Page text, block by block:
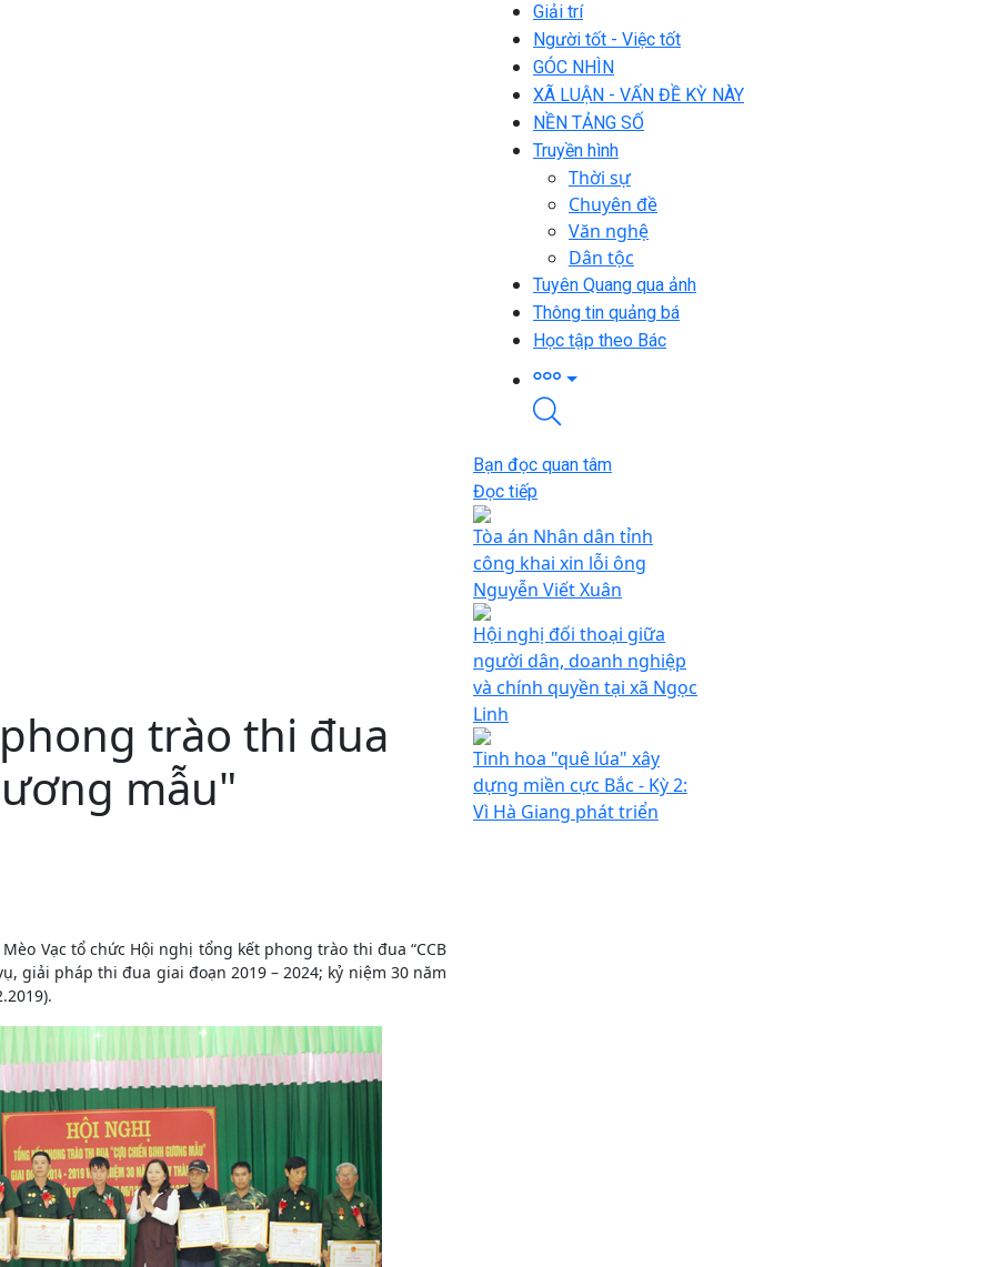
Giải trí
Người tốt - Việc tốt
GÓC NHÌN
XÃ LUẬN - VẤN ĐỀ KỲ NÀY
NỀN TẢNG SỐ
Truyền hình
Thời sự
Chuyên đề
Văn nghệ
Dân tộc
Tuyên Quang qua ảnh
Thông tin quảng bá
Học tập theo Bác
trào thi đua
mẫu"
Vạc tổ chức Hội nghị tổng kết phong trào thi đua “CCB
giải pháp thi đua giai đoạn 2019 – 2024; kỷ niệm 30 năm
Bạn đọc quan tâm
Đọc tiếp
Tòa án Nhân dân tỉnh
công khai xin lỗi ông
Nguyễn Viết Xuân
Hội nghị đối thoại giữa
người dân, doanh nghiệp
và chính quyền tại xã Ngọc
Linh
Tinh hoa "quê lúa" xây
dựng miền cực Bắc - Kỳ 2:
Vì Hà Giang phát triển